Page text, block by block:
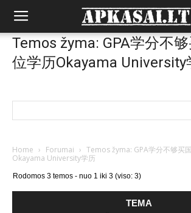
Temos žyma: GPA学分不
位学历Okayama University
Home › Forumai › Temos žyma: GPA学分不够买
Okayama University学历
Rodomos 3 temos - nuo 1 iki 3 (viso: 3)
TEMA